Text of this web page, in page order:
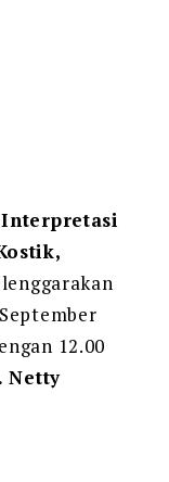
12.00
Netty